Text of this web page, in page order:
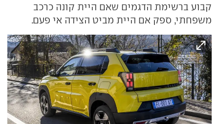
קבוע ברשימת הדגמים שאם היית קונה כרכב
משפחתי, ספק אם היית מביט הצידה אי פעם.